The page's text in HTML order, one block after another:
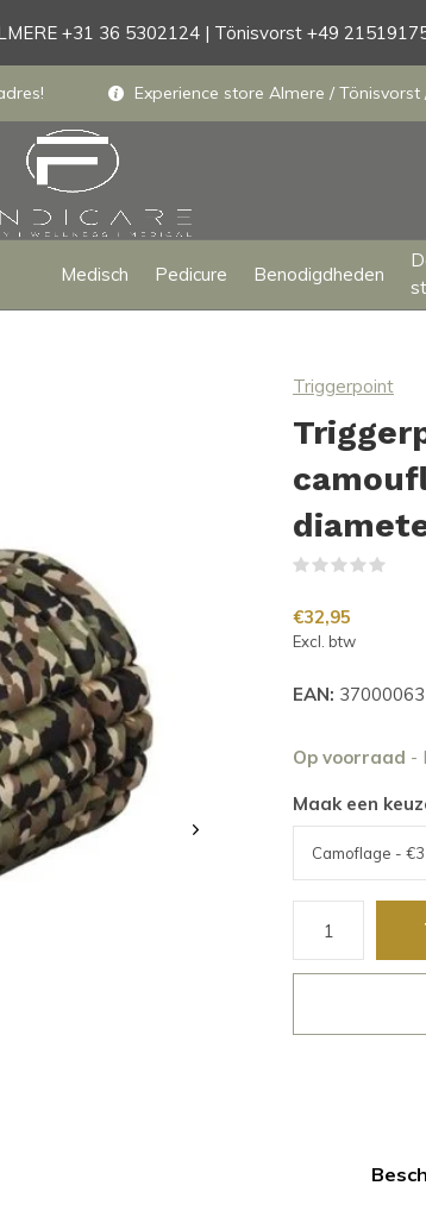
Medisch Pedicure Benodigdheden
Experience store Almere / Tönisvorst
+31 36 5302124 | Tönisvorst +49
Triggerpoint
€32,95
Excl. btw
EAN:
Op voorraad -
Maak een